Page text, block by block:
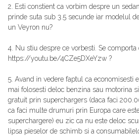
2. Esti constient ca vorbim despre un
prinde suta sub 3.5 secunde iar modelul
un Veyron nu?
4. Nu stiu despre ce vorbesti. Se comporta
https://youtu.be/4CZe5DXeYzw ?
5. Avand in vedere faptul ca economisesti
mai folosesti deloc benzina sau motorina
gratuit prin superchargers (daca faci
ca faci multe drumuri prin Europa care
superchargere) eu zic ca nu este deloc
lipsa pieselor de schimb si a